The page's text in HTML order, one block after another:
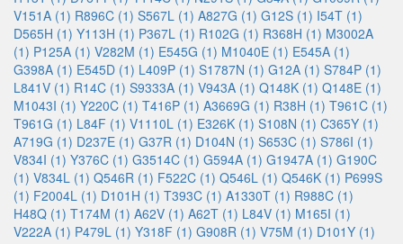
V151A (1) R896C (1) S567L (1) A827G (1) G12S (1) I54T (1)
D565H (1) Y113H (1) P367L (1) R102G (1) R368H (1) M3002A
(1) P125A (1) V282M (1) E545G (1) M1040E (1) E545A (1)
G398A (1) E545D (1) L409P (1) S1787N (1) G12A (1) S784P (1)
L841V (1) R14C (1) S9333A (1) V943A (1) Q148K (1) Q148E (1)
M1043I (1) Y220C (1) T416P (1) A3669G (1) R38H (1) T961C (1)
T961G (1) L84F (1) V1110L (1) E326K (1) S108N (1) C365Y (1)
A719G (1) D237E (1) G37R (1) D104N (1) S653C (1) S786I (1)
V834I (1) Y376C (1) G3514C (1) G594A (1) G1947A (1) G190C
(1) V834L (1) Q546R (1) F522C (1) Q546L (1) Q546K (1) P699S
(1) F2004L (1) D101H (1) T393C (1) A1330T (1) R988C (1)
H48Q (1) T174M (1) A62V (1) A62T (1) L84V (1) M165I (1)
V222A (1) P479L (1) Y318F (1) G908R (1) V75M (1) D101Y (1)